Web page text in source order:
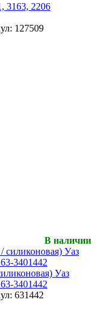
3163, 2206
127509
В наличии
Уаз
3401442
631442